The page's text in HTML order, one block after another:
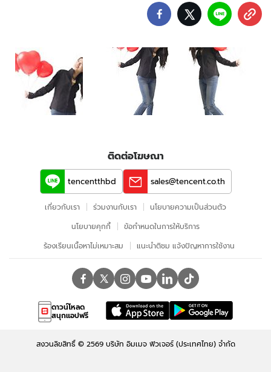
คัมภีร์
โรมัน
ติดต่อโฆษณา
tencentthbd sales@tencent.co.th
เกี่ยวกับเรา ร่วมงานกับเรา
นโยบายความเป็นส่วนตัว
นโยบายคุกกี้
ข้อกําหนดในการให้บริการ
ร้องเรียนเนื้อหาไม่เหมาะสม
แนะนำติชม แจ้งปัญหาการใช้งาน
ดาวน์โหลด
สนุกแอปฟรี
สงวนลิขสิทธิ์ © 2569บริษัท อิมเมจ ฟิวเจอร์ (ประเทศไทย) จำกัด